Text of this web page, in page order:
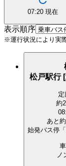
07:20 現在
表示順序
※運行状況により実
松戸駅行
定
約
あと約
始発バス停
ノ